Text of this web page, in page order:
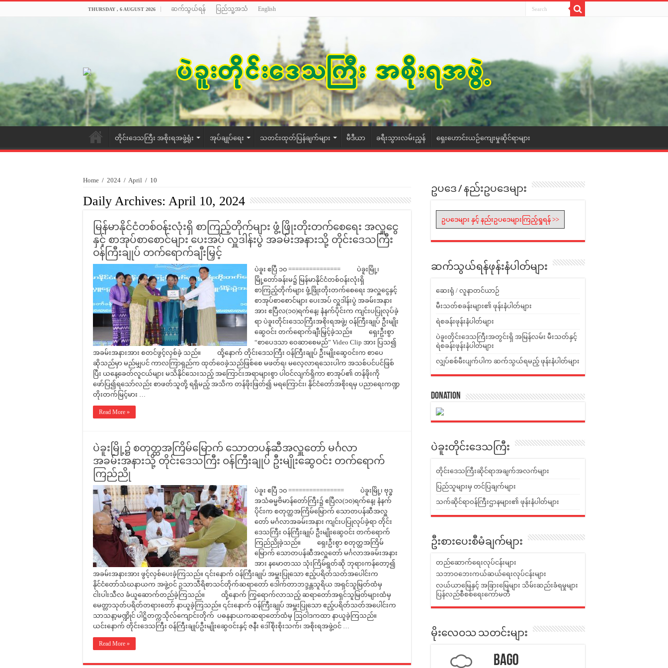
THURSDAY , 6 AUGUST 2026 ဆက်သွယ်ရန် ပြည်သူ့အသံ English
တိုင်းဒေသကြီး အစိုးရအဖွဲ့ရုံး အုပ်ချုပ်ရေး သတင်းထုတ်ပြန်ချက်များ မီဒီယာ ခရီးသွားလမ်းညွှန် ရှေးဟောင်းယဉ်ကျေးမှုဆိုင်ရာများ
Home / 2024 / April / 10
Daily Archives: April 10, 2024
မြန်မာနိုင်ငံတစ်ဝန်းလုံးရှိ စာကြည့်တိုက်များ ဖွံ့ဖြိုးတိုးတက်စေရေး အလှူငွေ
နှင့် စာအုပ်စာစောင်များ ပေးအပ် လှူဒါန်းပွဲ အခမ်းအနားသို့ တိုင်းဒေသကြီး
ဝန်ကြီးချုပ် တက်ရောက်ချီးမြှင့်
ပဲခူး ဧပြီ ၁၀ =============== ပဲခူးမြို့၊
မြို့တော်ခန်းမ၌ မြန်မာနိုင်ငံတစ်ဝန်းလုံးရှိ
စာကြည့်တိုက်များ ဖွံ့ဖြိုးတိုးတက်စေရေး အလှူငွေနှင့်
စာအုပ်စာစောင်များ ပေးအပ် လှူဒါန်းပွဲ အခမ်းအနား
အား ဧပြီလ(၁၀)ရက်နေ့၊ နံနက်ပိုင်းက ကျင်းပပြုလုပ်ခဲ့
ရာ ပဲခူးတိုင်းဒေသကြီးအစိုးရအဖွဲ့၊ ဝန်ကြီးချုပ် ဦးမျိုး
ဆွေဝင်း တက်ရောက်ချီးမြှင့်ခဲ့သည်။ ရှေးဦးစွာ
“စာပေဒသာ ဝေဆာစေမည်” Video Clip အား ပြသ၍
အခမ်းအနားအား စတင်ဖွင့်လှစ်ခဲ့ သည်။ ထို့နောက် တိုင်းဒေသကြီး ဝန်ကြီးချုပ် ဦးမျိုးဆွေဝင်းက စာပေ
ဆိုသည်မှာ မည်မျှပင် ကာလကြာရှည်က ထုတ်ဝေခဲ့သည်ဖြစ်စေ မဖတ်ရ၊ မလေ့လာရသေးပါက အသစ်ပင်ပင်ဖြစ်
ပြီး ယနေ့ခေတ်လူငယ်များ မသိနိုင်သေးသည့် အကြောင်းအရာများစွာ ပါဝင်လျက်ရှိကာ စာအုပ်၏ တန်ဖိုးကို
ဖော်ပြ၍ရသော်လည်း စာဖတ်သူတို့ ရရှိမည့် အသိက တန်ဖိုးဖြတ်၍ မရကြောင်း၊ နိုင်ငံတော်အစိုးရမှ ပညာရေးကဏ္ဍ
တိုးတက်မြင့်မား …
Read More »
ပဲခူးမြို့၌ စတုတ္ထအကြိမ်မြောက် သောတပန်ဆီအလှူတော် မင်္ဂလာ
အခမ်းအနားသို့ တိုင်းဒေသကြီး ဝန်ကြီးချုပ် ဦးမျိုးဆွေဝင်း တက်ရောက်
ကြည်ညို
ပဲခူး ဧပြီ ၁၀ ================ ပဲခူးမြို့၊ ဗုဒ္ဓ
အသံဓမ္မဗိမာန်တော်ကြီး၌ ဧပြီလ(၁၀)ရက်နေ့၊ နံနက်
ပိုင်းက စတုတ္ထအကြိမ်မြောက် သောတပန်ဆီအလှူ
တော် မင်္ဂလာအခမ်းအနား ကျင်းပပြုလုပ်ခဲ့ရာ တိုင်း
ဒေသကြီး ဝန်ကြီးချုပ် ဦးမျိုးဆွေဝင်း တက်ရောက်
ကြည်ညိုခဲ့သည်။ ရှေးဦးစွာ စတုတ္ထအကြိမ်
မြောက် သောတပန်ဆီအလှူတော် မင်္ဂလာအခမ်းအနား
အား နမောတဿ သုံးကြိမ်ရွတ်ဆို ဘုရားကန်တော့၍
အခမ်းအနားအား ဖွင့်လှစ်ပေးခဲ့ကြသည်။ ၎င်းနောက် ဝန်ကြီးချုပ် အမှူးပြုသော ဧည့်ပရိတ်သတ်အပေါင်းက
နိုင်ငံတော်သံဃနာယက အဖွဲ့ဝင် ဥသာသီရိစာသင်တိုက်ဆရာတော် ဒေါက်တာဘဒ္ဒန္တသူရိယ အရှင်သူမြတ်ထံမှ
ငါးပါးသီလ ခံယူဆောက်တည်ခဲ့ကြသည်။ ထို့နောက် ကြွရောက်လာသည့် ဆရာတော်အရှင်သူမြတ်များထံမှ
မေတ္တာသုတ်ပရိတ်တရားတော် နာယူခဲ့ကြသည်။ ၎င်းနောက် ဝန်ကြီးချုပ် အမှူးပြုသော ဧည့်ပရိတ်သတ်အပေါင်းက
သာသနာ့မဏ္ဍိုင် ပါဋ္ဌိတက္ကသိုလ်ကျောင်းတိုက် ပဓနနာယကဆရာတော်ထံမှ ဩဝါဒကထာ နာယူခဲ့ကြသည်။
ယင်းနောက် တိုင်းဒေသကြီး ဝန်ကြီးချုပ်ဦးမျိုးဆွေဝင်းနှင့် ဇနီး ဒေါ်စိုးစိုးသက်၊ အစိုးရအဖွဲ့ဝင် …
Read More »
ဥပဒေ / နည်းဥပဒေများ
ဥပဒေများ နှင့် နည်းဥပဒေများကြည့်ရှုရန် >>
ဆက်သွယ်ရန်ဖုန်းနံပါတ်များ
ဆေးရုံ / လူနာတင်ယာဉ်
မီးသတ်စခန်းများ၏ ဖုန်းနံပါတ်များ
ရဲစခန်းဖုန်းနံပါတ်များ
ပဲခူးတိုင်းဒေသကြီးအတွင်းရှိ အမြန်လမ်း မီးသတ်နှင့်
ရဲစခန်းဖုန်းနံပါတ်များ
လျှပ်စစ်မီးပျက်ပါက ဆက်သွယ်ရမည့် ဖုန်းနံပါတ်များ
Donation
ပဲခူးတိုင်းဒေသကြီး
တိုင်းဒေသကြီးဆိုင်ရာအချက်အလက်များ
ပြည်သူများမှ တင်ပြချက်များ
သက်ဆိုင်ရာဝန်ကြီးဌာနများ၏ ဖုန်းနံပါတ်များ
ဦးစားပေးစီမံချက်များ
တည်ဆောက်ရေးလုပ်ငန်းများ
သဘာဝဘေးကယ်ဆယ်ရေးလုပ်ငန်းများ
လယ်ယာမြေနှင့် အခြားမြေများ သိမ်းဆည်းခံရမှုများ
ပြန်လည်စီစစ်ရေးကော်မတီ
မိုးလေဝသ သတင်းများ
Bago